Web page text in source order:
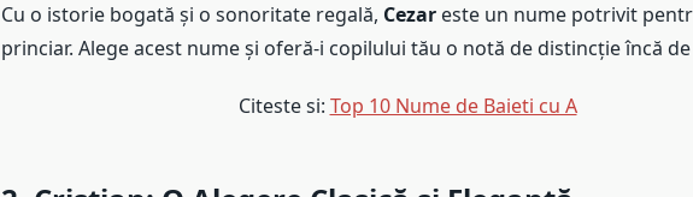
Cu o istorie bogată și o sonoritate regală, Cezareste un nume potrivit
princiar. Alege acest nume și oferă-i copilului tău o notă de distincție încă
Citeste si: Top 10 Nume de Baieti cu A